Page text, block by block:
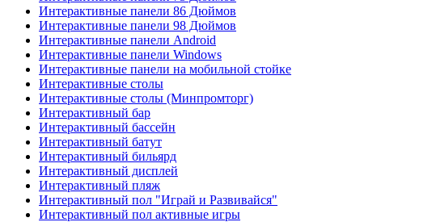
Интерактивные панели 86 Дюймов
Интерактивные панели 98 Дюймов
Интерактивные панели Android
Интерактивные панели Windows
Интерактивные панели на мобильной стойке
Интерактивные столы
Интерактивные столы (Минпромторг)
Интерактивный бар
Интерактивный бассейн
Интерактивный батут
Интерактивный бильярд
Интерактивный дисплей
Интерактивный пляж
Интерактивный пол "Играй и Развивайся"
Интерактивный пол активные игры